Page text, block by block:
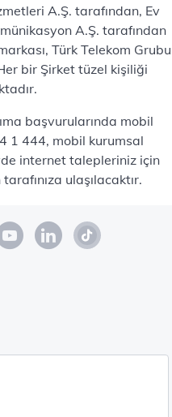
A.Ş. tarafından, Ev
A.Ş. tarafından
Türk Telekom Grubu
bir Şirket tüzel kişiliği
başvurularında mobil
1 444, mobil kurumsal
internet talepleriniz için
ulaşılacaktır.